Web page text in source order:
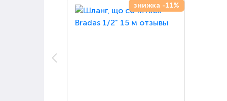
знижка -11%